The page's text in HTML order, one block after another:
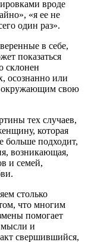
вроде
«я ее не
один раз».
в себе,
показаться
склонен
осознанно или
окружающим свою
тех случаев,
которая
больше подходит,
возникающая,
и семей,
столько
что многим
помогает
мысли и
свершившийся,